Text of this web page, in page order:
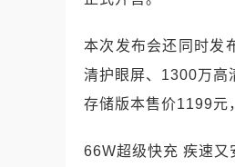
本次发布会还同时发
清护眼屏、1300万高
存储版本售价1199元
66W超级快充 疾速又